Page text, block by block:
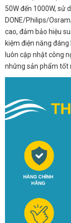
50W đến 1000W, sử
DONE/Philips/
cao, đảm bảo hiệu
kiệm điện năng
luôn cập nhật công
những sản phẩm tốt